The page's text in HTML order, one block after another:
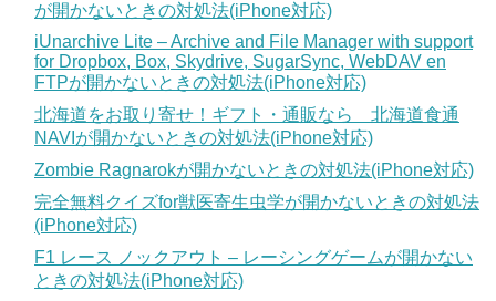
が開かないときの対処法(iPhone対応)
iUnarchive Lite – Archive and File Manager with support
for Dropbox, Box, Skydrive, SugarSync, WebDAV en
FTPが開かないときの対処法(iPhone対応)
北海道をお取り寄せ！ギフト・通販なら 北海道食通
NAVIが開かないときの対処法(iPhone対応)
Zombie Ragnarokが開かないときの対処法(iPhone対応)
完全無料クイズfor獣医寄生虫学が開かないときの対処法
(iPhone対応)
F1 レース ノックアウト – レーシングゲームが開かない
ときの対処法(iPhone対応)